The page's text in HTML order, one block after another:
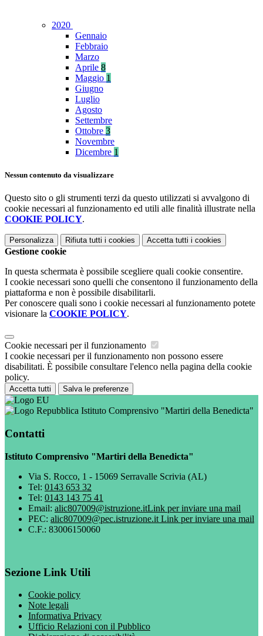
2020
Gennaio
Febbraio
Marzo
Aprile 8
Maggio 1
Giugno
Luglio
Agosto
Settembre
Ottobre 3
Novembre
Dicembre 1
Nessun contenuto da visualizzare
Questo sito o gli strumenti terzi da questo utilizzati si avvalgono di
cookie necessari al funzionamento ed utili alle finalità illustrate nella
COOKIE POLICY.
Personalizza Rifiuta tutti i cookies Accetta tutti i cookies
Gestione cookie
In questa schermata è possibile scegliere quali cookie consentire.
I cookie necessari sono quelli che consentono il funzionamento della
piattaforma e non è possibile disabilitarli.
Per conoscere quali sono i cookie necessari al funzionamento potete
visionare la COOKIE POLICY.
Cookie necessari per il funzionamento
I cookie necessari per il funzionamento non possono essere
disabilitati. È possibile consultare l'elenco nella pagina della cookie
policy.
Accetta tutti Salva le preferenze
Istituto Comprensivo "Martiri della Benedicta"
Contatti
Istituto Comprensivo "Martiri della Benedicta"
Via S. Rocco, 1 - 15069 Serravalle Scrivia (AL)
Tel: 0143 653 32
Tel: 0143 143 75 41
Email: alic807009@istruzione.itLink per inviare una mail
PEC: alic807009@pec.istruzione.it Link per inviare una mail
C.F.: 83006150060
Sezione Link Utili
Cookie policy
Note legali
Informativa Privacy
Ufficio Relazioni con il Pubblico